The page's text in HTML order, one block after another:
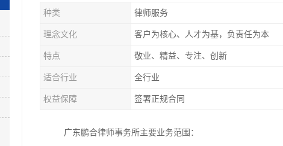
种类 律师服务
理念文化 客户为核心、人才为基，负责任为本
特点 敬业、精益、专注、创新
适合行业 全行业
权益保障 签署正规合同
广东鹏合律师事务所主要业务范围：